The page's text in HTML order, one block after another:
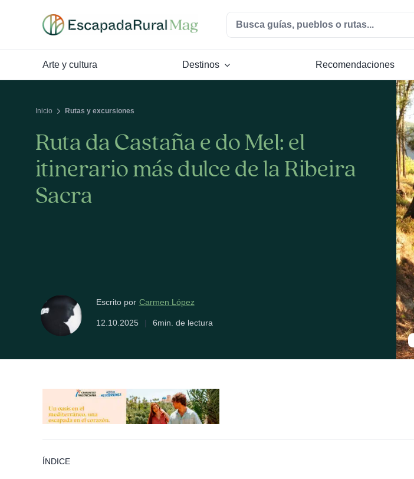
Buscar:
Arte y cultura Destinos Recomendaciones
Inicio Rutas y excursiones
Ruta da Castaña e do Mel: el
itinerario más dulce de la Ribeira
Sacra
Escrito por Carmen López
12.10.2025 |
6min. de lectura
ÍNDICE